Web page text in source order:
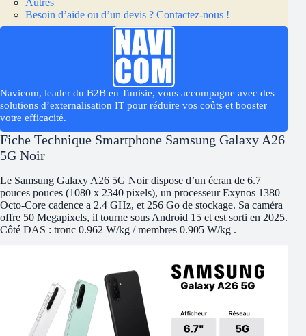
Autres
Besoin d’aide ou d’un devis ? Contactez-nous !
Navicom, leader du B2B en Tunisie, vous accompagne avec des
solutions d’externalisation IT pour réduire vos coûts et booster
votre efficacité.
Fiche Technique Smartphone Samsung Galaxy A26
5G Noir
Le Samsung Galaxy A26 5G Noir dispose d’un écran de 6.7
pouces pouces (1080 x 2340 pixels), un processeur Exynos 1380
Octo-Core cadence a 2.4 GHz, et 256 Go de stockage. Sa caméra
offre 50 Megapixels, il tourne sous Android 15 et est sorti en 2025.
Côté DAS : tronc 0.962 W/kg / membres 0.905 W/kg .